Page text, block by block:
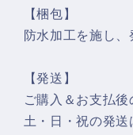
減
ら
や
【梱包】
防水加工を施し、
【発送】
ご購入＆お支払後
土・日・祝の発